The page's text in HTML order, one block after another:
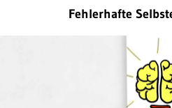
Fehlerhafte